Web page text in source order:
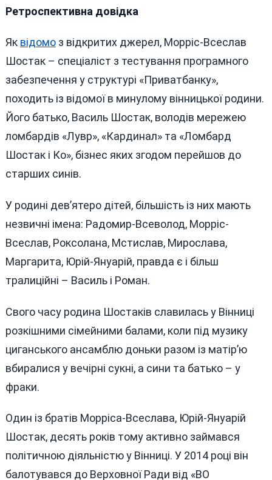
Ретроспективна довідка
Як відомоз відкритих джерел, Морріс-Всеслав
Шостак – спеціаліст з тестування програмного
забезпечення у структурі «Приватбанку»,
походить із відомої в минулому вінницької родини.
Його батько, Василь Шостак, володів мережею
ломбардів «Лувр», «Кардинал» та «Ломбард
Шостак і Ко», бізнес яких згодом перейшов до
старших синів.
У родині дев’ятеро дітей, більшість із них мають
незвичні імена: Радомир-Всеволод, Морріс-
Всеслав, Роксолана, Мстислав, Мирослава,
Маргарита, Юрій-Януарій, правда є і більш
тралиційні – Василь і Роман.
Свого часу родина Шостаків славилась у Вінниці
розкішними сімейними балами, коли під музику
циганського ансамблю доньки разом із матір’ю
вбиралися у вечірні сукні, а сини та батько – у
фраки.
Один із братів Морріса-Всеслава, Юрій-Януарій
Шостак, десять років тому активно займався
політичною діяльністю у Вінниці. У 2014 році він
балотувався до Верховної Ради від «ВО